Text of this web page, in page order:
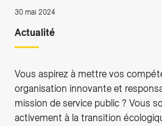
30 mai 2024
Actualité
Vous aspirez à mettre vos
organisation innovante et
mission de service public ? Vous
activement à la transition